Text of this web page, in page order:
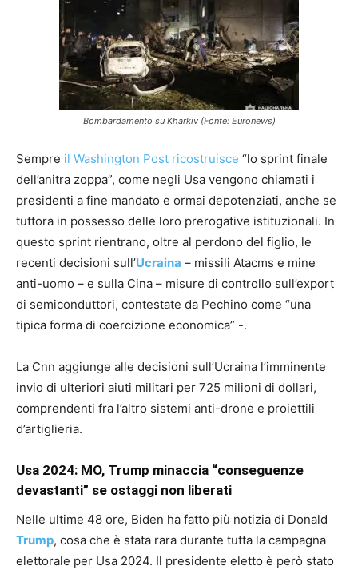
Bombardamento su Kharkiv (Fonte: Euronews)
Sempre il Washington Post ricostruisce “lo sprint finale
dell’anitra zoppa”, come negli Usa vengono chiamati i
presidenti a fine mandato e ormai depotenziati, anche se
tuttora in possesso delle loro prerogative istituzionali. In
questo sprint rientrano, oltre al perdono del figlio, le
recenti decisioni sull’Ucraina – missili Atacms e mine
anti-uomo – e sulla Cina – misure di controllo sull’export
di semiconduttori, contestate da Pechino come “una
tipica forma di coercizione economica” -.
La Cnn aggiunge alle decisioni sull’Ucraina l’imminente
invio di ulteriori aiuti militari per 725 milioni di dollari,
comprendenti fra l’altro sistemi anti-drone e proiettili
d’artiglieria.
Usa 2024: MO, Trump minaccia “conseguenze
devastanti” se ostaggi non liberati
Nelle ultime 48 ore, Biden ha fatto più notizia di Donald
Trump, cosa che è stata rara durante tutta la campagna
elettorale per Usa 2024. Il presidente eletto è però stato